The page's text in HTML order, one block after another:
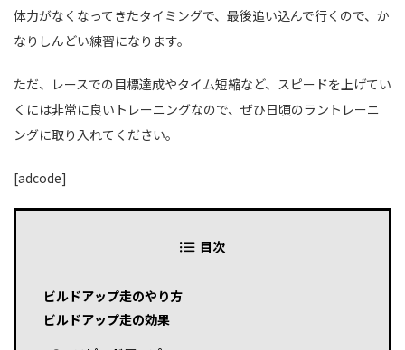
体力がなくなってきたタイミングで、最後追い込んで行くので、か
なりしんどい練習になります。
ただ、レースでの目標達成やタイム短縮など、スピードを上げてい
くには非常に良いトレーニングなので、ぜひ日頃のラントレーニ
ングに取り入れてください。
[adcode]
目次
ビルドアップ走のやり方
ビルドアップ走の効果